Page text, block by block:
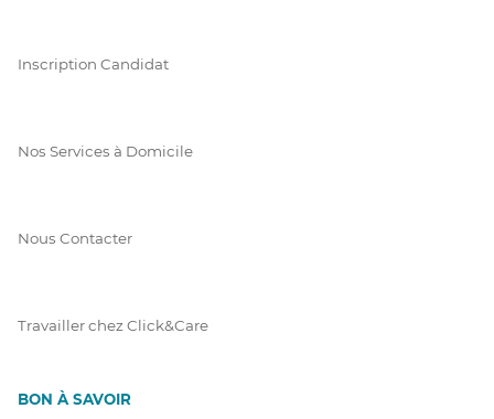
Inscription Candidat
Nos Services à Domicile
Nous Contacter
Travailler chez Click&Care
BON À SAVOIR